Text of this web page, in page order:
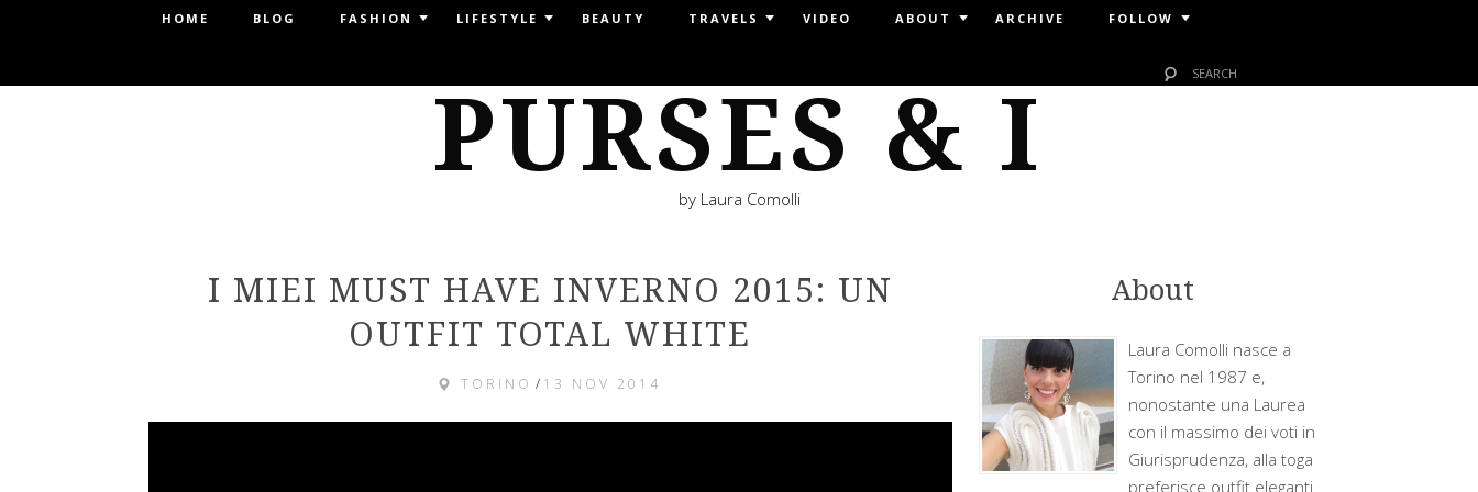
HOME BLOG FASHION LIFESTYLE BEAUTY TRAVELS VIDEO ABOUT ARCHIVE FOLLOW
PURSES & I
by Laura Comolli
I MIEI MUST HAVE INVERNO 2015: UN
OUTFIT TOTAL WHITE
TORINO / 13 NOV 2014
About
Laura Comolli nasce a
Torino nel 1987 e,
nonostante una Laurea
con il massimo dei voti in
Giurisprudenza, alla toga
preferisce outfit eleganti